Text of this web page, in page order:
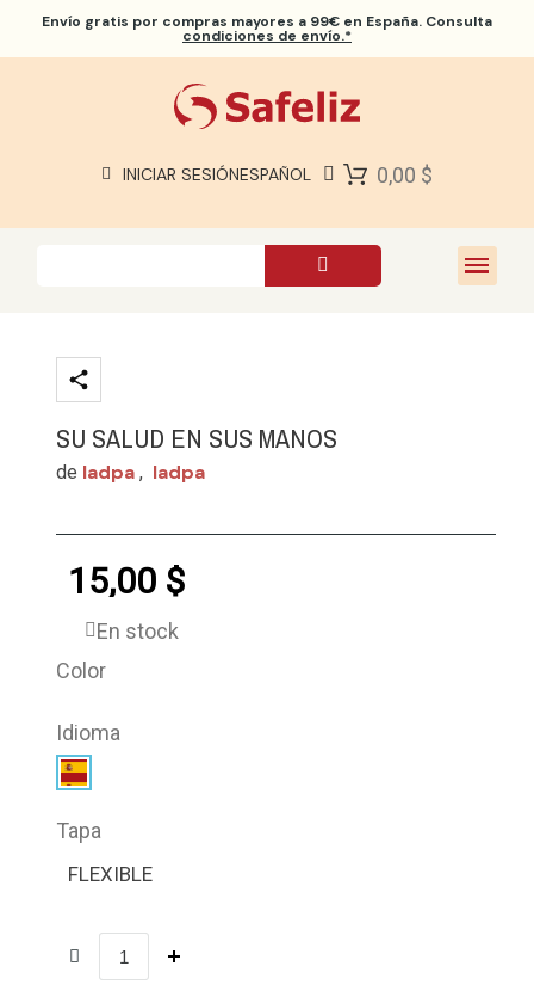
Envío gratis por compras mayores a 99€ en España. Consulta
condiciones de envío.*
INICIAR SESIÓNESPAÑOL 0,00 $
SU SALUD EN SUS MANOS
de Iadpa , Iadpa
15,00 $
En stock
Color
Idioma
Tapa
FLEXIBLE